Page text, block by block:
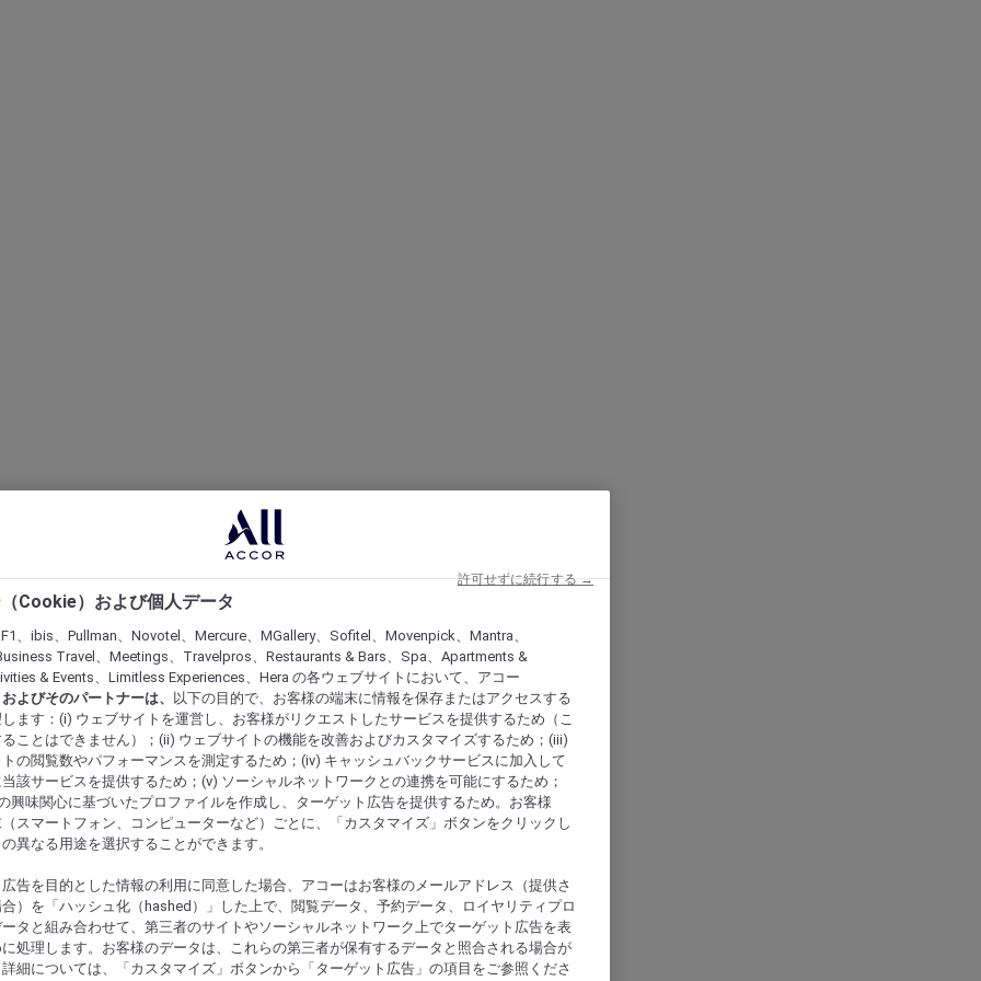
するものを発見してください
Cookie）および個人データ
、ibis、Pullman、Novotel、Mercure、MGallery、Sofitel、Movenpick、Mantra、
Travel、Meetings、Travelpros、Restaurants & Bars、Spa、Apartments &
& Events、Limitless Experiences、Hera の各ウェブサイトにおいて、アコー
よびそのパートナーは、
以下の目的で、お客様の端末に情報を保存またはアクセスする
ます：(i) ウェブサイトを運営し、お客様がリクエストしたサービスを提供するため（こ
ことはできません）；(ii) ウェブサイトの機能を改善およびカスタマイズするため；(iii)
の閲覧数やパフォーマンスを測定するため；(iv) キャッシュバックサービスに加入して
該サービスを提供するため；(v) ソーシャルネットワークとの連携を可能にするため；
興味関心に基づいたプロファイルを作成し、ターゲット広告を提供するため。お客様
スマートフォン、コンピューターなど）ごとに、「カスタマイズ」ボタンをクリックし
異なる用途を選択することができます。
告を目的とした情報の利用に同意した場合、アコーはお客様のメールアドレス（提供さ
）を「ハッシュ化（hashed）」した上で、閲覧データ、予約データ、ロイヤリティプロ
タと組み合わせて、第三者のサイトやソーシャルネットワーク上でターゲット広告を表
処理します。お客様のデータは、これらの第三者が保有するデータと照合される場合が
細については、「カスタマイズ」ボタンから「ターゲット広告」の項目をご参照くださ
許可せずに続行する →